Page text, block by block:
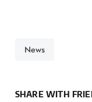
News
SHARE WITH